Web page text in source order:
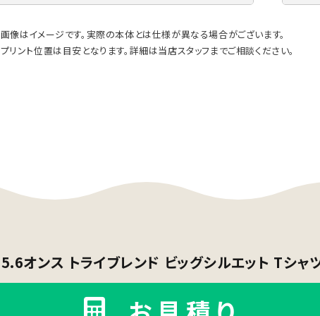
画像はイメージです。実際の本体とは仕様が異なる場合がございます。
プリント位置は目安となります。詳細は当店スタッフまでご相談ください。
5.6オンス トライブレンド ビッグシルエット Tシャ